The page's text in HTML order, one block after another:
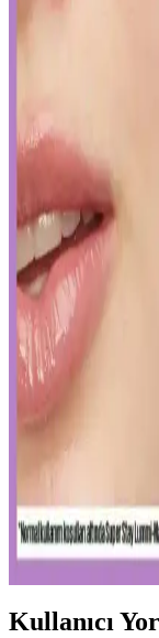
Seçimi ve
Gözaltı kapatıcısı
yakalamak için hafif
önemlidir. İnce
parlaklık
Ağız Bakımı
Diş Temizliği
Diş macunu ve diş
içeren ürünler dişleri
sağlar.
Uzun Süre
Günlük
dayanıklı
seçenekler ve doğru
mükemmelleştirin.
Kullanıcı